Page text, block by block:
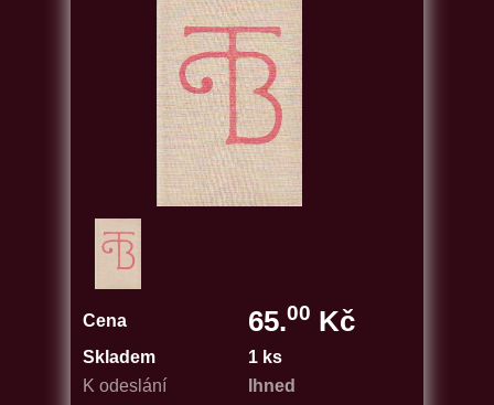
Cena 65.00 Kč
Skladem
1 ks
K odeslání
Ihned